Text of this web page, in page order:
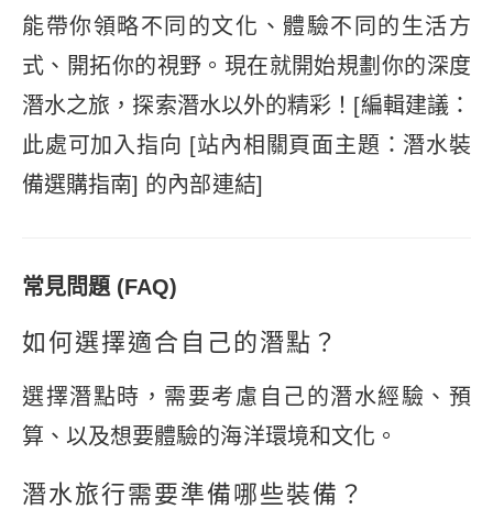
能帶你領略不同的文化、體驗不同的生活方
式、開拓你的視野。現在就開始規劃你的深度
潛水之旅，探索潛水以外的精彩！[編輯建議：
此處可加入指向 [站內相關頁面主題：潛水裝
備選購指南] 的內部連結]
常見問題 (FAQ)
如何選擇適合自己的潛點？
選擇潛點時，需要考慮自己的潛水經驗、預
算、以及想要體驗的海洋環境和文化。
潛水旅行需要準備哪些裝備？